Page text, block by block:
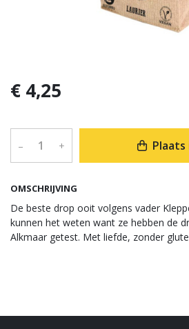
OMSCHRIJVING
De beste drop ooit volgens vader
kunnen het weten want ze hebben de
Alkmaar getest. Met liefde, zonder
€ 4,25
– + Plaats